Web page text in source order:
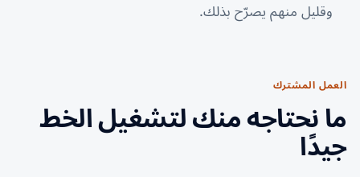
وقليل منهم يصرّح بذلك.
العمل المشترك
ما نحتاجه منك لتشغيل الخط
جيدًا